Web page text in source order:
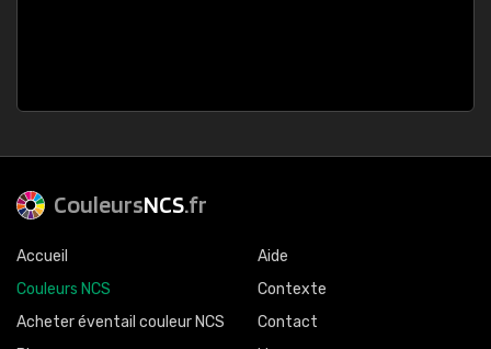
CouleursNCS.fr
Accueil
Couleurs NCS
Acheter éventail couleur NCS
Aide
Contexte
Contact